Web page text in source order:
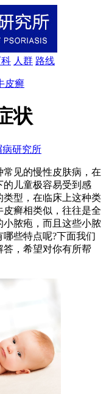
人群 路线
皮癣
状
病研究所
常见的慢性皮肤病，在
的儿童极容易受到感
型，在临床上这种类
癣相类似，往往是全
脓疱，而且这些小脓
些特点呢?下面我们
答，希望对你有所帮